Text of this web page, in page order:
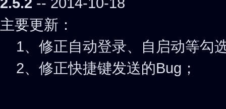
主要更新：
1、修正自动登录、自启动等勾
2、修正快捷键发送的Bug；